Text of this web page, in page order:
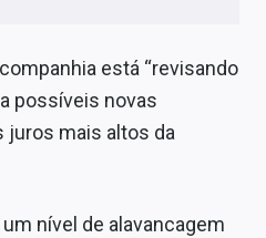
está “revisando
possíveis novas
juros mais altos da
nível de alavancagem